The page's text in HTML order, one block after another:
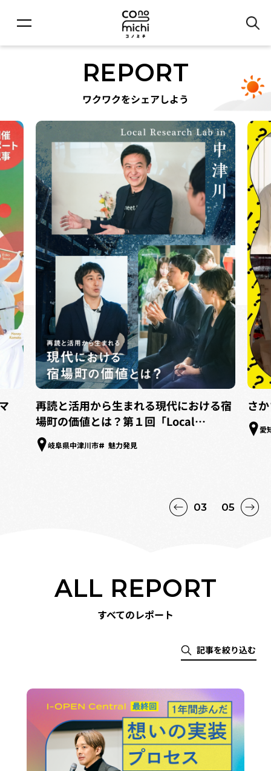
REPORT
ワクワクをシェアしよう
さかさマルシェ＠大府駅
愛知県大府市 地域資源
地
04 05
記事を絞り込む
ALL REPORT
すべてのレポート